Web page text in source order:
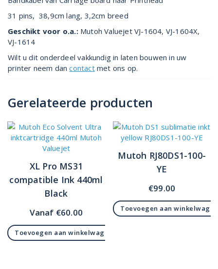
31 pins, 38,9cm lang, 3,2cm breed
Geschikt voor o.a.: Mutoh Valuejet VJ-1604, VJ-1604X,
VJ-1614
Wilt u dit onderdeel vakkundig in laten bouwen in uw
printer neem dancontactmet ons op.
Gerelateerde producten
XL Pro MS31
compatible Ink 440ml
Black
Vanaf €60.00
Toevoegen aan winkelwagen
Mutoh RJ80DS1-100-
YE
€99.00
Toevoegen aan winkelwagen